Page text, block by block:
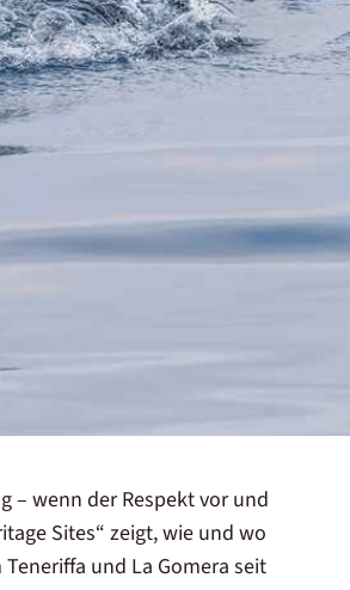
– wenn der Respekt vor und
Sites“ zeigt, wie und wo
und La Gomera seit